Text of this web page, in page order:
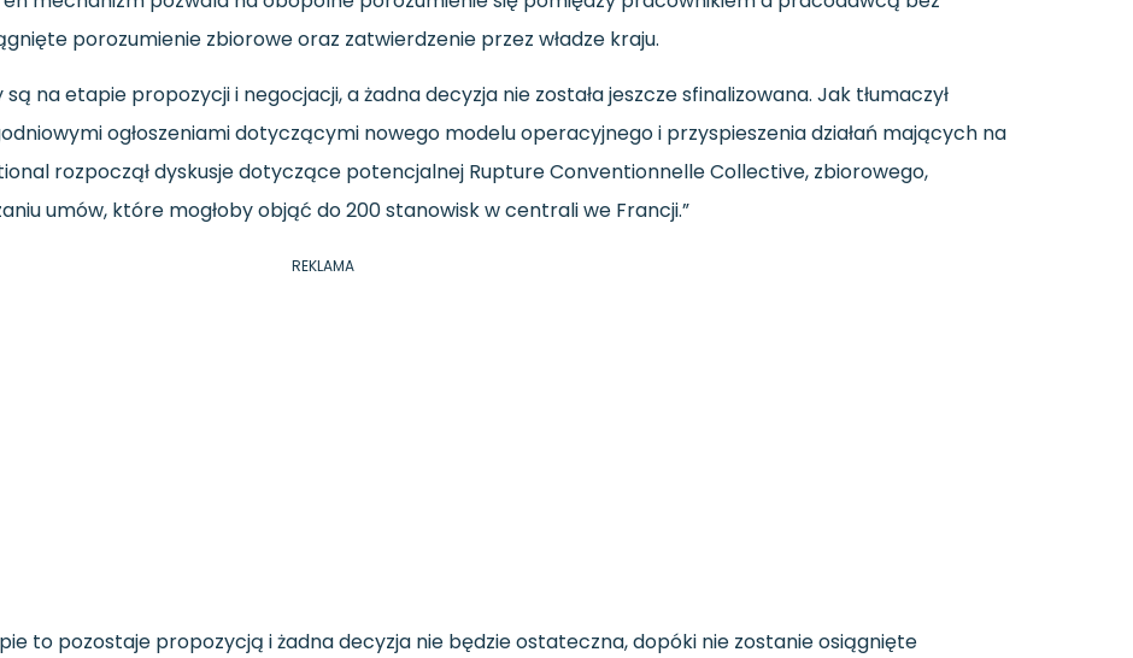
porozumienie zbiorowe oraz zatwierdzenie przez władze kraju.
na etapie propozycji i negocjacji, a żadna decyzja nie została jeszcze sfinalizowana. Jak tłumaczył
ogłoszeniami dotyczącymi nowego modelu operacyjnego i przyspieszenia działań mających na
rozpoczął dyskusje dotyczące potencjalnej Rupture Conventionnelle Collective, zbiorowego,
umów, które mogłoby objąć do 200 stanowisk w centrali we Francji.”
REKLAMA
to pozostaje propozycją i żadna decyzja nie będzie ostateczna, dopóki nie zostanie osiągnięte